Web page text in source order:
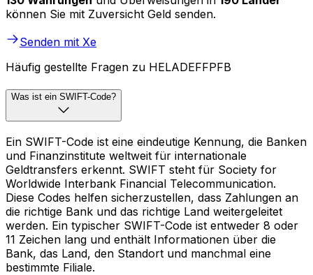
können Sie mit Zuversicht Geld senden.
Senden mit Xe
Häufig gestellte Fragen zu HELADEFFPFB
Was ist ein SWIFT-Code?
Ein SWIFT-Code ist eine eindeutige Kennung, die Banken
und Finanzinstitute weltweit für internationale
Geldtransfers erkennt. SWIFT steht für Society for
Worldwide Interbank Financial Telecommunication.
Diese Codes helfen sicherzustellen, dass Zahlungen an
die richtige Bank und das richtige Land weitergeleitet
werden. Ein typischer SWIFT-Code ist entweder 8 oder
11 Zeichen lang und enthält Informationen über die
Bank, das Land, den Standort und manchmal eine
bestimmte Filiale.